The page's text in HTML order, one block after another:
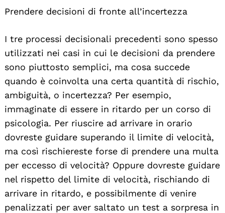
Prendere decisioni di fronte all’incertezza
I tre processi decisionali precedenti sono spesso
utilizzati nei casi in cui le decisioni da prendere
sono piuttosto semplici, ma cosa succede
quando è coinvolta una certa quantità di rischio,
ambiguità, o incertezza? Per esempio,
immaginate di essere in ritardo per un corso di
psicologia. Per riuscire ad arrivare in orario
dovreste guidare superando il limite di velocità,
ma così rischiereste forse di prendere una multa
per eccesso di velocità? Oppure dovreste guidare
nel rispetto del limite di velocità, rischiando di
arrivare in ritardo, e possibilmente di venire
penalizzati per aver saltato un test a sorpresa in
Search
For: